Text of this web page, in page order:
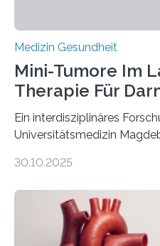
Medizin Gesundheit
Mini-Tumore Im
Therapie Für
Ein interdisziplinäres
Universitätsmedizin
behandelt werden kann. In
Oncology, zeigen die
aus Gewebe von
sogenannte Organoide –
30.10.2025